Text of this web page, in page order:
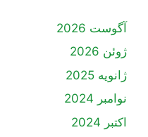
آگوست 2026
ژوئن 2026
ژانویه 2025
نوامبر 2024
اکتبر 2024